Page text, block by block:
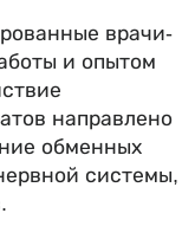
врачи-
и опытом
направлено
обменных
системы,